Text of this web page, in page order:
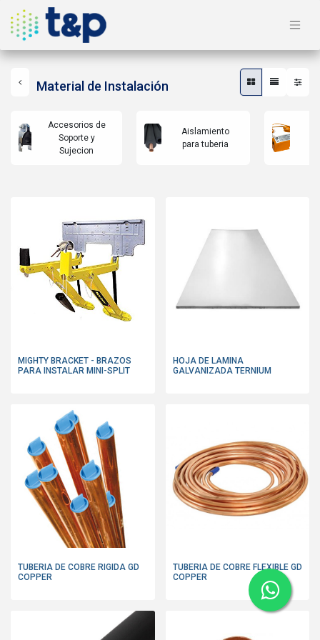
Material de Instalación
Accesorios de
Soporte y
Sujecion
Aislamiento
para tuberia
MIGHTY BRACKET - BRAZOS
PARA INSTALAR MINI-SPLIT
HOJA DE LAMINA
GALVANIZADA TERNIUM
TUBERIA DE COBRE RIGIDA GD
COPPER
TUBERIA DE COBRE FLEXIBLE GD
COPPER